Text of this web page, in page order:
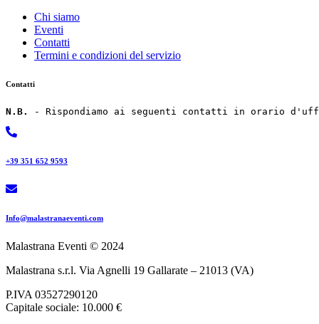
Chi siamo
Eventi
Contatti
Termini e condizioni del servizio
Contatti
N.B. - Rispondiamo ai seguenti contatti in orario
+39 351 652 9593
Info@malastranaeventi.com​
Malastrana Eventi © 2024
Malastrana s.r.l. Via Agnelli 19 Gallarate – 21013 (VA)
P.IVA 03527290120
Capitale sociale: 10.000 €